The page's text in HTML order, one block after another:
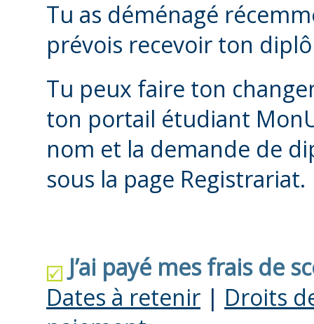
Tu as déménagé
prévois recevoir ton
Tu peux faire ton
ton portail étudiant
nom et la demande de
sous la page Registrariat.
J’ai payé mes frais de
Dates à retenir | Droits